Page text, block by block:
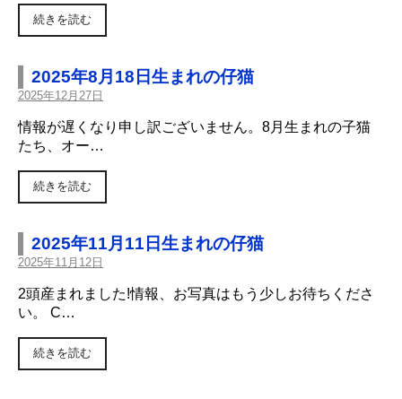
続きを読む
2025年8月18日生まれの仔猫
2025年12月27日
情報が遅くなり申し訳ございません。8月生まれの子猫
たち、オー…
続きを読む
2025年11月11日生まれの仔猫
2025年11月12日
2頭産まれました!情報、お写真はもう少しお待ちくださ
い。 C…
続きを読む